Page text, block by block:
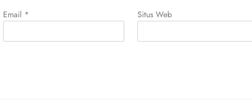
Email * Situs Web